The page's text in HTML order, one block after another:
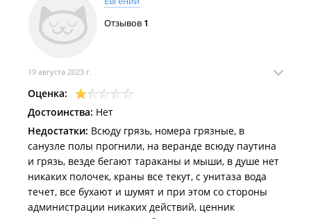
же базе только в другом номере), мне было
отвечено: что лежал себе коврик спокойно и пусть
бы лежал, не надо было его поднимать, а с унитаза
что вода из скважины и конденсат будет
однозначно и он был, и вытекал как раз в ту ямку
где полы гнилые, но конденсат не может вытекать
спереди унитаза. Короче, последнее, что мне
ответили это, что за номер хозяйки не стыдно, это
просто у нас плохое настроение!!!
Также на базе есть беседки и зоны общего
пользования с разделочными столами и мойками,
но там все жутко, жутко грязное (фото прилагаю). В
этих зонах общего пользования просто бардак. А в
Отзывов 1
19 августа 2023 г.
Оценка:
Достоинства: Нет
Недостатки: Всюду грязь, номера грязные, в
санузле полы прогнили, на веранде всюду паутина
и грязь, везде бегают тараканы и мыши, в душе нет
никаких полочек, краны все текут, с унитаза вода
течет, все бухают и шумят и при этом со стороны
администрации никаких действий, ценник